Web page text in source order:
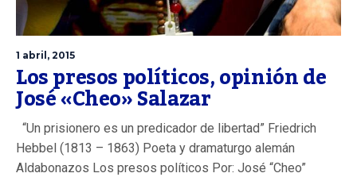
1 abril, 2015
Los presos políticos, opinión de
José «Cheo» Salazar
“Un prisionero es un predicador de libertad” Friedrich
Hebbel (1813 – 1863) Poeta y dramaturgo alemán
Aldabonazos Los presos políticos Por: José “Cheo”